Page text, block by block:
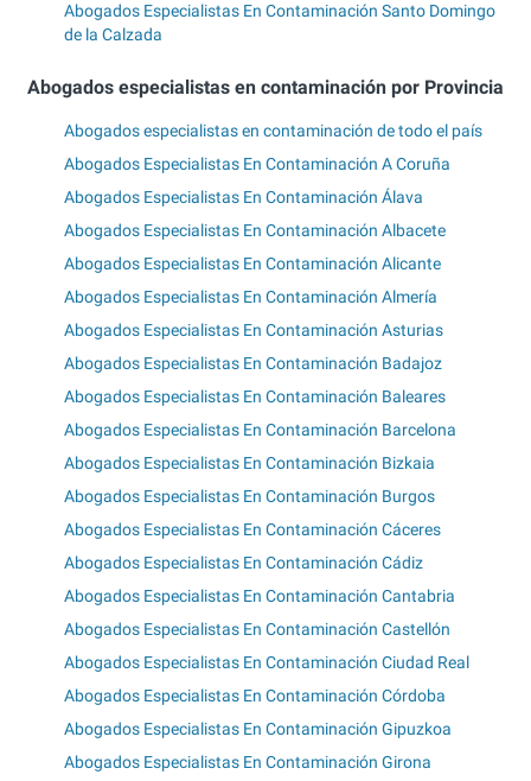
Abogados Especialistas En Contaminación Santo Domingo
de la Calzada
Abogados especialistas en contaminación por Provincia
Abogados especialistas en contaminación de todo el país
Abogados Especialistas En Contaminación A Coruña
Abogados Especialistas En Contaminación Álava
Abogados Especialistas En Contaminación Albacete
Abogados Especialistas En Contaminación Alicante
Abogados Especialistas En Contaminación Almería
Abogados Especialistas En Contaminación Asturias
Abogados Especialistas En Contaminación Badajoz
Abogados Especialistas En Contaminación Baleares
Abogados Especialistas En Contaminación Barcelona
Abogados Especialistas En Contaminación Bizkaia
Abogados Especialistas En Contaminación Burgos
Abogados Especialistas En Contaminación Cáceres
Abogados Especialistas En Contaminación Cádiz
Abogados Especialistas En Contaminación Cantabria
Abogados Especialistas En Contaminación Castellón
Abogados Especialistas En Contaminación Ciudad Real
Abogados Especialistas En Contaminación Córdoba
Abogados Especialistas En Contaminación Gipuzkoa
Abogados Especialistas En Contaminación Girona